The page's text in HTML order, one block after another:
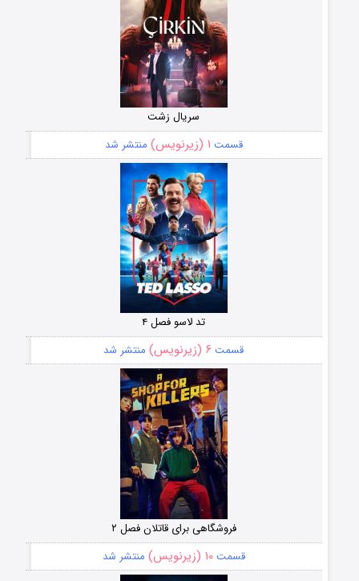
سریال زشت
قسمت ۱ (زیرنویس) منتشر شد
تد لاسو فصل ۴
قسمت ۶ (زیرنویس) منتشر شد
فروشگاهی برای قاتلان فصل ۲
قسمت۱۰ (زیرنویس) منتشر شد